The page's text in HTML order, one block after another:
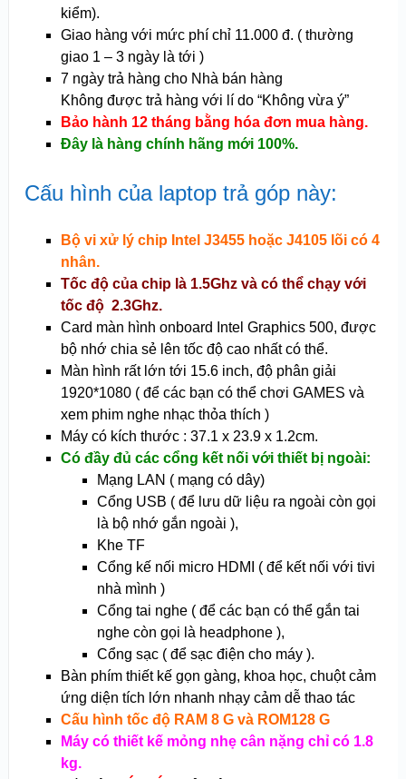
kiểm).
Giao hàng với mức phí chỉ 11.000 đ. ( thường
giao 1 – 3 ngày là tới )
7 ngày trả hàng cho Nhà bán hàng
Không được trả hàng với lí do “Không vừa ý”
Bảo hành 12 tháng bằng hóa đơn mua hàng.
Đây là hàng chính hãng mới 100%.
Cấu hình của laptop trả góp này:
Bộ vi xử lý chip Intel J3455 hoặc J4105 lõi có 4
nhân.
Tốc độ của chip là 1.5Ghz và có thể chạy với
tốc độ 2.3Ghz.
Card màn hình onboard Intel Graphics 500, được
bộ nhớ chia sẻ lên tốc độ cao nhất có thể.
Màn hình rất lớn tới 15.6 inch, độ phân giải
1920*1080 ( để các bạn có thể chơi GAMES và
xem phim nghe nhạc thỏa thích )
Máy có kích thước : 37.1 x 23.9 x 1.2cm.
Có đầy đủ các cổng kết nối với thiết bị ngoài:
Mạng LAN ( mạng có dây)
Cổng USB ( để lưu dữ liệu ra ngoài còn gọi
là bộ nhớ gắn ngoài ),
Khe TF
Cổng kế nối micro HDMI ( để kết nối với tivi
nhà mình )
Cổng tai nghe ( để các bạn có thể gắn tai
nghe còn gọi là headphone ),
Cổng sạc ( để sạc điện cho máy ).
Bàn phím thiết kế gọn gàng, khoa học, chuột cảm
ứng diện tích lớn nhanh nhạy cảm dễ thao tác
Cấu hình tốc độ RAM 8 G và ROM128 G
Máy có thiết kế mỏng nhẹ cân nặng chỉ có 1.8
kg.